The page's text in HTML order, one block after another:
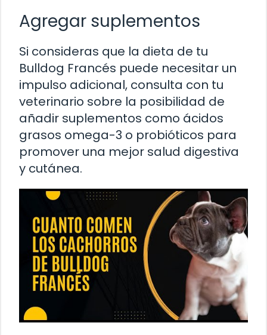
Agregar suplementos
Si consideras que la dieta de tu
Bulldog Francés puede necesitar un
impulso adicional, consulta con tu
veterinario sobre la posibilidad de
añadir suplementos como ácidos
grasos omega-3 o probióticos para
promover una mejor salud digestiva
y cutánea.